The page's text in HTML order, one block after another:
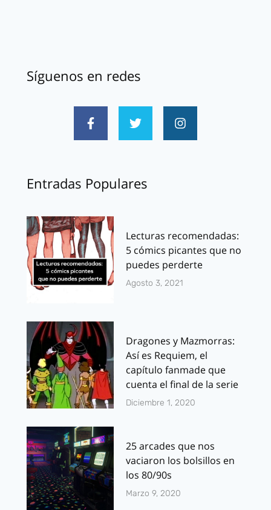
Síguenos en redes
Entradas Populares
Lecturas recomendadas:
5 cómics picantes que no
puedes perderte
Agosto 3, 2021
Dragones y Mazmorras:
Así es Requiem, el
capítulo fanmade que
cuenta el final de la serie
Diciembre 1, 2020
25 arcades que nos
vaciaron los bolsillos en
los 80/90s
Marzo 9, 2020